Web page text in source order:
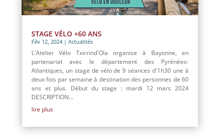
STAGE VÉLO +60 ANS
Fév 12, 2024| Actualités
L'Atelier Vélo Txirrind'Ola organise à Bayonne, en
partenariat avec le département des Pyrénées-
Atlantiques, un stage de vélo de 9 séances d'1h30 une à
deux fois par semaine à destination des personnes de 60
ans et plus. Début du stage : mardi 12 mars 2024
DESCRIPTION...
lire plus